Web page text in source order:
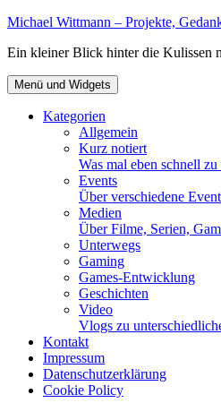
Zum
springen
Michael Wittmann – Projekte,
Ein kleiner Blick hinter die Kulissen
Menü und Widgets
Kategorien
Allgemein
Kurz notiert
Was mal eben schnell
Events
Über verschiedene
Medien
Über Filme, Serien,
Unterwegs
Gaming
Games-Entwicklung
Geschichten
Video
Vlogs zu
Kontakt
Impressum
Datenschutzerklärung
Cookie Policy